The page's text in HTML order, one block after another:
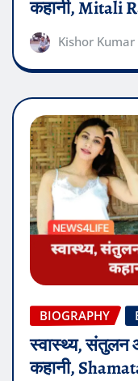
कहानी, Mitali
Kishor Kumar
BIOGRAPHY
स्वास्थ्य, संतुलन
कहानी,